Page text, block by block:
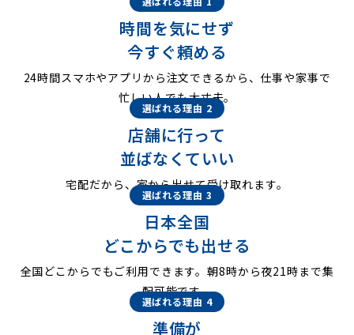
時間を気にせず
今すぐ頼める
24時間スマホやアプリから注文できるから、仕事や家事で
忙しい人でも大丈夫。
選ばれる理由 2
店舗に行って
並ばなくていい
宅配だから、家から出せて受け取れます。
選ばれる理由 3
日本全国
どこからでも出せる
全国どこからでもご利用できます。朝8時から夜21時まで集
配可能です。
選ばれる理由 4
準備が